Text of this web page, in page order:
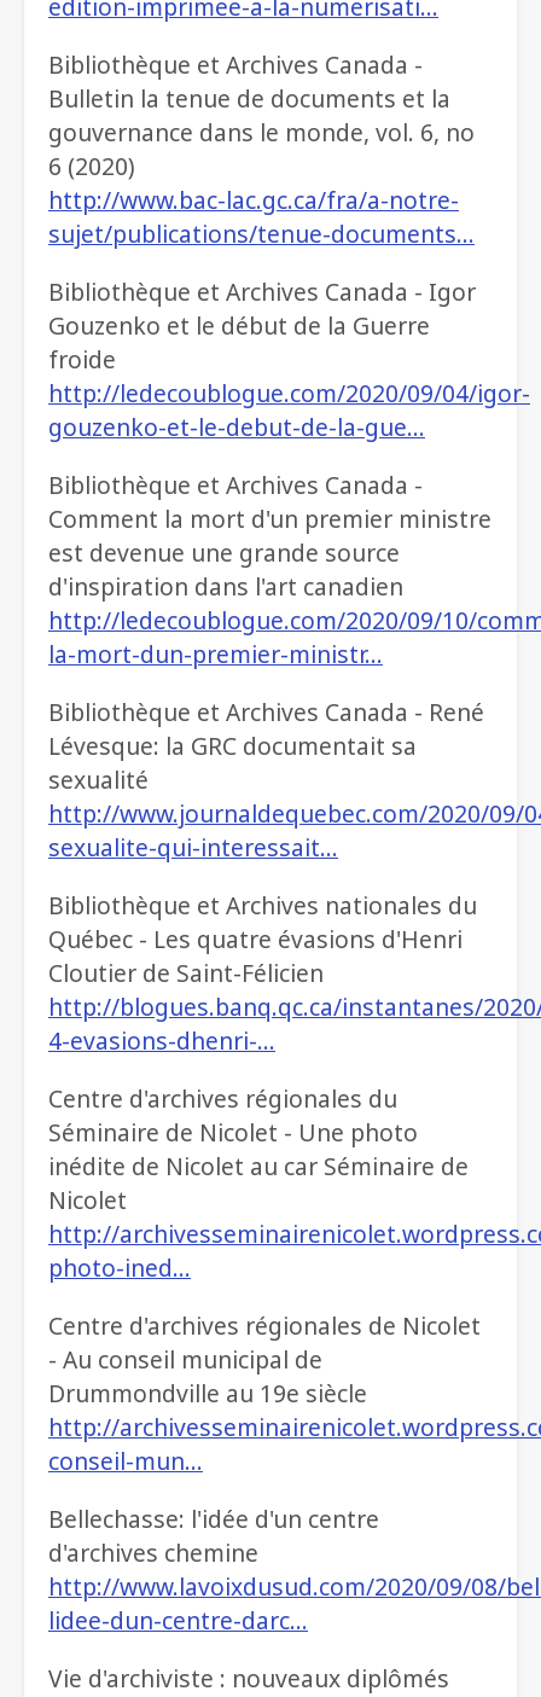
edition-imprimee-a-la-numerisati…
Bibliothèque et Archives Canada -
Bulletin la tenue de documents et la
gouvernance dans le monde, vol. 6, no
6 (2020)
http://www.bac-lac.gc.ca/fra/a-notre-
sujet/publications/tenue-documents…
Bibliothèque et Archives Canada - Igor
Gouzenko et le début de la Guerre
froide
http://ledecoublogue.com/2020/09/04/igor-
gouzenko-et-le-debut-de-la-gue…
Bibliothèque et Archives Canada -
Comment la mort d'un premier ministre
est devenue une grande source
d'inspiration dans l'art canadien
http://ledecoublogue.com/2020/09/10/
la-mort-dun-premier-ministr…
Bibliothèque et Archives Canada - René
Lévesque: la GRC documentait sa
sexualité
http://www.journaldequebec.com/2020/09/
sexualite-qui-interessait…
Bibliothèque et Archives nationales du
Québec - Les quatre évasions d'Henri
Cloutier de Saint-Félicien
http://blogues.banq.qc.ca/instantanes/
4-evasions-dhenri-…
Centre d'archives régionales du
Séminaire de Nicolet - Une photo
inédite de Nicolet au car Séminaire de
Nicolet
http://
photo-ined…
Centre d'archives régionales de Nicolet
- Au conseil municipal de
Drummondville au 19e siècle
http://
conseil-mun…
Bellechasse: l'idée d'un centre
d'archives chemine
http://www.lavoixdusud.com/2020/09/08/
lidee-dun-centre-darc…
Vie d'archiviste : nouveaux diplômés